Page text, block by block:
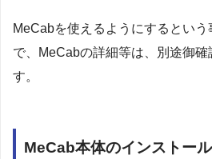
MeCabを使えるようにするとい
で、MeCabの詳細等は、別途御確
す。
MeCab本体のインストール